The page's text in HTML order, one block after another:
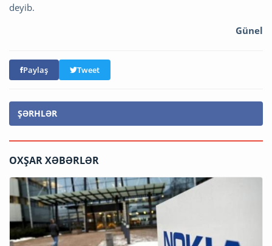
deyib.
Günel
Paylaş Tweet
ŞƏRHLƏR
OXŞAR XƏBƏRLƏR